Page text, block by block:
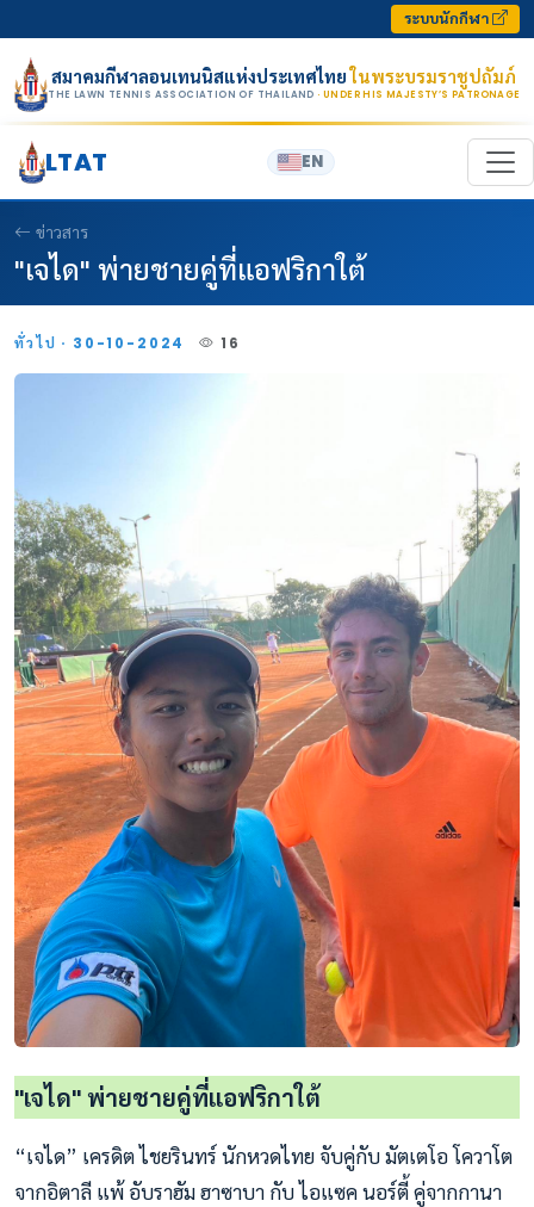
ระบบนักกีฬา
สมาคมกีฬาลอนเทนนิสแห่งประเทศไทยในพระบรมราชูปถัมภ์
THE LAWN TENNIS ASSOCIATION OF THAILAND · UNDER HIS MAJESTY’S PATRONAGE
LTAT EN
ข่าวสาร
"เจได" พ่ายชายคู่ที่แอฟริกาใต้
ทั่วไป · 30-10-2024 16
"เจได" พ่ายชายคู่ที่แอฟริกาใต้
“เจได” เครดิต ไชยรินทร์ นักหวดไทย จับคู่กับ มัตเตโอ โควาโต
จากอิตาลี แพ้ อับราฮัม ฮาซาบา กับ ไอแซค นอร์ตี้ คู่จากกานา